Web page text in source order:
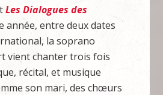
Les Dialogues des
année, entre deux dates
la soprano
vient chanter trois fois
récital, et musique
son mari, des chœurs